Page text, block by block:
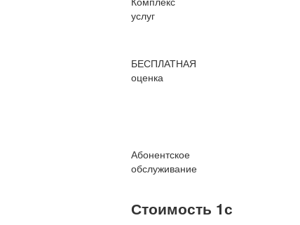
услуг
БЕСПЛАТНАЯ
оценка
Абонентское
обслуживание
Стоимость 1с